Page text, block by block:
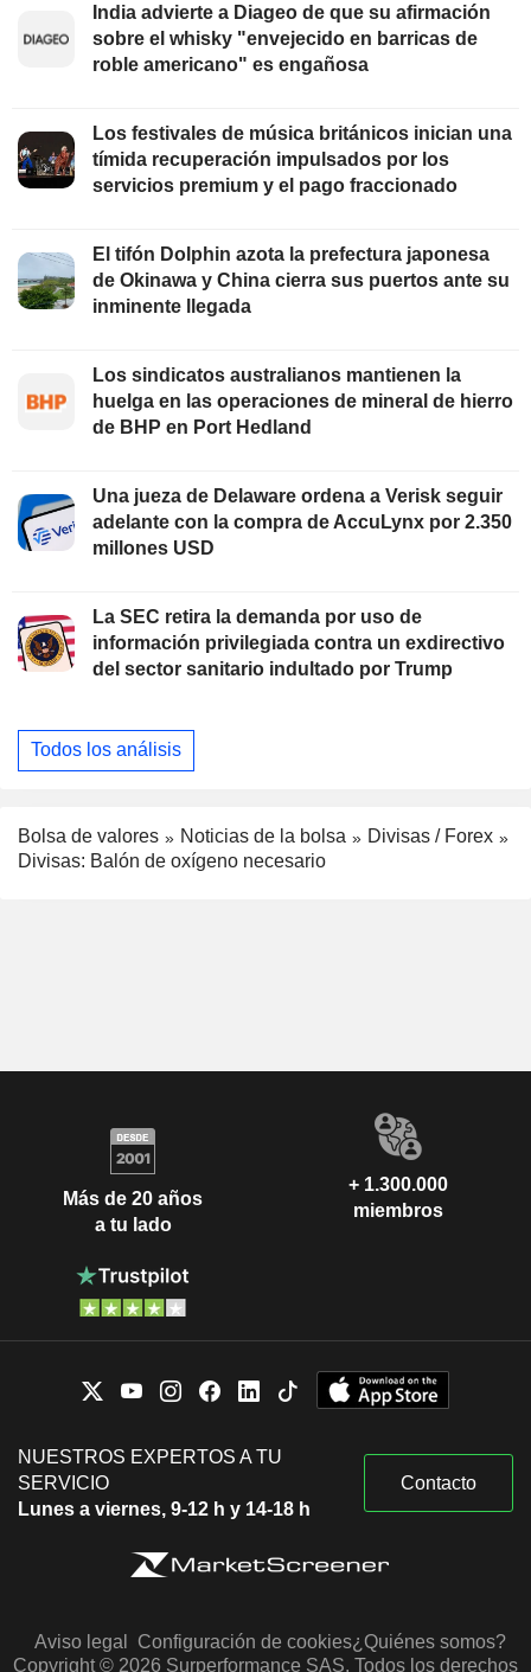
India advierte a Diageo de que su afirmación
sobre el whisky "envejecido en barricas de
roble americano" es engañosa
Los festivales de música británicos inician una
tímida recuperación impulsados por los
servicios premium y el pago fraccionado
El tifón Dolphin azota la prefectura japonesa
de Okinawa y China cierra sus puertos ante su
inminente llegada
Los sindicatos australianos mantienen la
huelga en las operaciones de mineral de hierro
de BHP en Port Hedland
Una jueza de Delaware ordena a Verisk seguir
adelante con la compra de AccuLynx por 2.350
millones USD
La SEC retira la demanda por uso de
información privilegiada contra un exdirectivo
del sector sanitario indultado por Trump
Todos los análisis
Bolsa de valores Noticias de la bolsa
Divisas / Forex
Divisas: Balón de oxígeno necesario
Más de 20 años
a tu lado
+ 1.300.000
miembros
NUESTROS EXPERTOS A TU
SERVICIO
Lunes a viernes, 9-12 h y 14-18 h
Contacto
Aviso legal Configuración de cookies¿Quiénes somos?
Copyright © 2026 Surperformance SAS. Todos los derechos